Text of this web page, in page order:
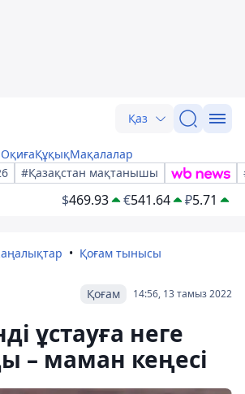
Қаз
ОқиғаҚұқықМақалалар
#Қазақстан мақтанышы
$469.93 €541.64 ₽5.71
Қоғам тынысы
14:56, 13 тамыз 2022
Қоғам
ұстауға неге
– маман кеңесі